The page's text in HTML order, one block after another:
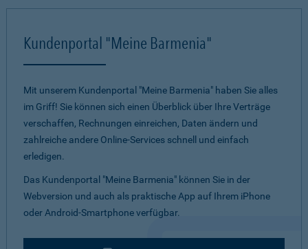
Kundenportal "Meine Barmenia"
Mit unserem Kundenportal "Meine Barmenia" haben Sie alles
im Griff! Sie können sich einen Überblick über Ihre Verträge
verschaffen, Rechnungen einreichen, Daten ändern und
zahlreiche andere Online-Services schnell und einfach
erledigen.
Das Kundenportal "Meine Barmenia" können Sie in der
Webversion und auch als praktische App auf Ihrem iPhone
oder Android-Smartphone verfügbar.